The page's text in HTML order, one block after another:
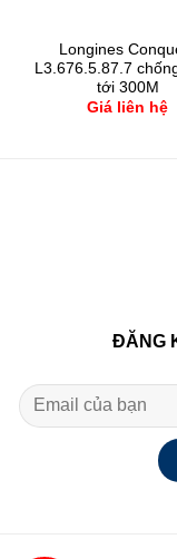
Longines
L3.676.5.87.7
tới 300M
Giá liên hệ
ĐĂNG